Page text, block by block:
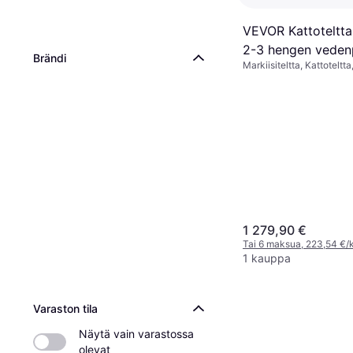
Brändi
Varaston tila
Näytä vain varastossa
olevat
VEVOR
2-3 hengen
Jeep-
Markiisiteltta,
1 279,90 €
Tai 6 maksua, 223,54 €/
1 kauppa